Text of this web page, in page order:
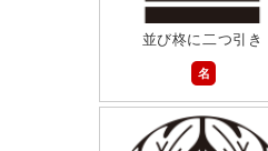
並び柊に二つ引き
名